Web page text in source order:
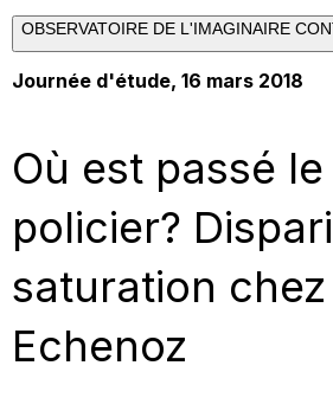
OBSERVATOIRE DE L'IMAGINAIRE
Journée d'étude, 16 mars 2018
Où est passé
policier?
saturation
Echenoz